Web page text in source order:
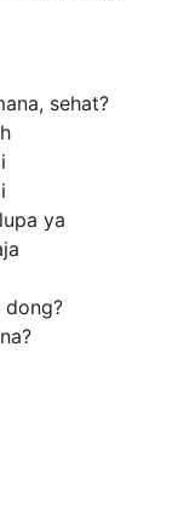
sehat?
ya
dong?